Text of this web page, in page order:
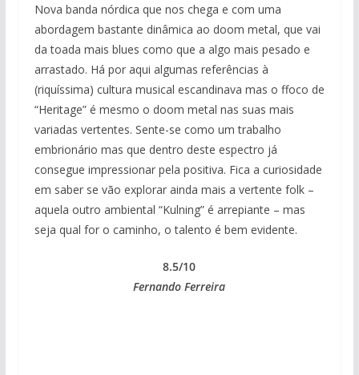
Nova banda nórdica que nos chega e com uma
abordagem bastante dinâmica ao doom metal, que vai
da toada mais blues como que a algo mais pesado e
arrastado. Há por aqui algumas referências à
(riquíssima) cultura musical escandinava mas o ffoco de
“Heritage” é mesmo o doom metal nas suas mais
variadas vertentes. Sente-se como um trabalho
embrionário mas que dentro deste espectro já
consegue impressionar pela positiva. Fica a curiosidade
em saber se vão explorar ainda mais a vertente folk –
aquela outro ambiental “Kulning” é arrepiante – mas
seja qual for o caminho, o talento é bem evidente.
8.5/10
Fernando Ferreira